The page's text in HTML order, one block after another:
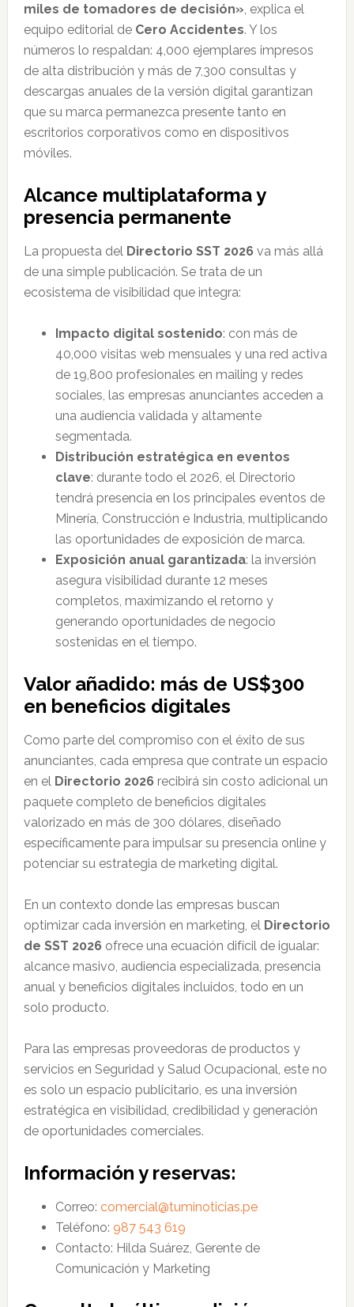
miles de tomadores de decisión», explica el
equipo editorial de Cero Accidentes. Y los
números lo respaldan: 4,000 ejemplares impresos
de alta distribución y más de 7,300 consultas y
descargas anuales de la versión digital garantizan
que su marca permanezca presente tanto en
escritorios corporativos como en dispositivos
móviles.
Alcance multiplataforma y
presencia permanente
La propuesta del Directorio SST 2026 va más allá
de una simple publicación. Se trata de un
ecosistema de visibilidad que integra:
Impacto digital sostenido: con más de
40,000 visitas web mensuales y una red activa
de 19,800 profesionales en mailing y redes
sociales, las empresas anunciantes acceden a
una audiencia validada y altamente
segmentada.
Distribución estratégica en eventos
clave: durante todo el 2026, el Directorio
tendrá presencia en los principales eventos de
Minería, Construcción e Industria, multiplicando
las oportunidades de exposición de marca.
Exposición anual garantizada: la inversión
asegura visibilidad durante 12 meses
completos, maximizando el retorno y
generando oportunidades de negocio
sostenidas en el tiempo.
Valor añadido: más de US$300
en beneficios digitales
Como parte del compromiso con el éxito de sus
anunciantes, cada empresa que contrate un espacio
en el Directorio 2026 recibirá sin costo adicional un
paquete completo de beneficios digitales
valorizado en más de 300 dólares, diseñado
específicamente para impulsar su presencia online y
potenciar su estrategia de marketing digital.
En un contexto donde las empresas buscan
optimizar cada inversión en marketing, el Directorio
de SST 2026 ofrece una ecuación difícil de igualar:
alcance masivo, audiencia especializada, presencia
anual y beneficios digitales incluidos, todo en un
solo producto.
Para las empresas proveedoras de productos y
servicios en Seguridad y Salud Ocupacional, este no
es solo un espacio publicitario, es una inversión
estratégica en visibilidad, credibilidad y generación
de oportunidades comerciales.
Información y reservas:
Correo: comercial@tuminoticias.pe
Teléfono: 987 543 619
Contacto: Hilda Suárez, Gerente de
Comunicación y Marketing